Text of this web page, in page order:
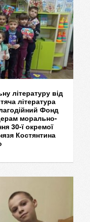
літературу від
література
Фонд
морально-
30-ї окремої
Костянтина